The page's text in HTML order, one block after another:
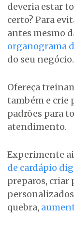
deveria estar
certo? Para
antes mesmo
organograma
do seu negócio.
Ofereça
também e crie
padrões para
atendimento.
Experimente
de cardápio
preparos, criar
quebra,